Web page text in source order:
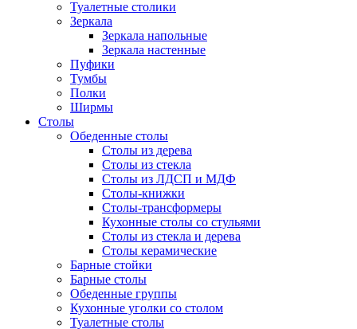
Туалетные столики
Зеркала
Зеркала напольные
Зеркала настенные
Пуфики
Тумбы
Полки
Ширмы
Столы
Обеденные столы
Столы из дерева
Столы из стекла
Столы из ЛДСП и МДФ
Столы-книжки
Столы-трансформеры
Кухонные столы со стульями
Столы из стекла и дерева
Столы керамические
Барные стойки
Барные столы
Обеденные группы
Кухонные уголки со столом
Туалетные столы